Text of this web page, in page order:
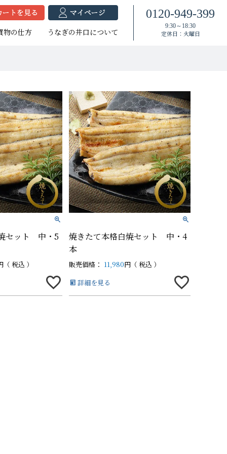
セット
たれ付き
（140g以上）
大（120g以上）
100g以上）
小（90g以上）
他商品
セット
120g以上） 中（100g以上）
セット
たれ付き
（140g以上）
大（120g以上）
100g以上）
小（90g以上）
他商品
物の仕方 うなぎの井口について
0120-949-399
9:30～18:30
定休日：火曜日
セット 中・5
税込
焼きたて本格白焼セット 中・4
本
販売価格： 11,980
税込
詳細を見る